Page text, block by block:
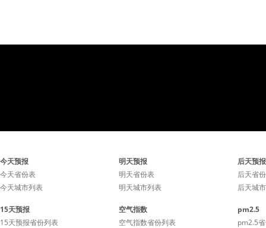
感冒容易发生，少去人群密
集的场所有利于降低感冒的
几率。
感冒容
集的场
今天预报
今天省份表
今天城市列表
明天预报
明天省份表
明天城市列表
后天预报
后天省
后天城
15天预报
15天预报省份列表
空气指数
空气指数省份列表
pm2.5
pm2.5